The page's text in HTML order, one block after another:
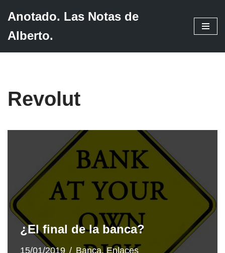
Saltar
Anotado. Las Notas de
Alberto.
Revolut
¿El final de la banca?
15/01/2019 Banca, Enlaces